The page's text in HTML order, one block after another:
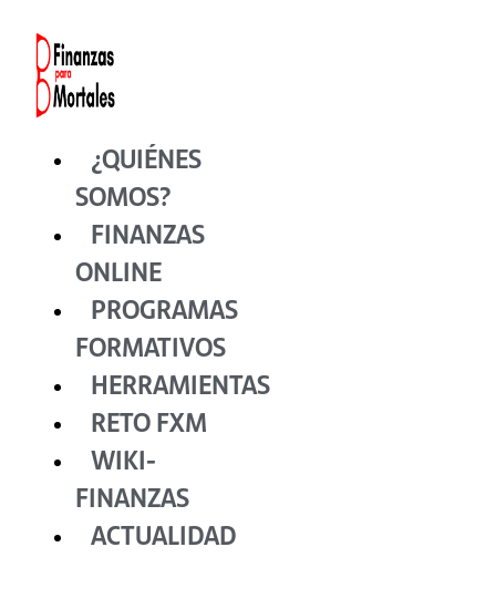
contenido
¿QUIÉNES
SOMOS?
FINANZAS
ONLINE
PROGRAMAS
FORMATIVOS
HERRAMIENTAS
RETO FXM
WIKI-
FINANZAS
ACTUALIDAD